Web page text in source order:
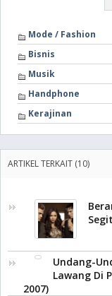
Mode / Fashion
Bisnis
Musik
Handphone
Kerajinan
ARTIKEL TERKAIT (10)
Undang-
Lawang Di
2007)